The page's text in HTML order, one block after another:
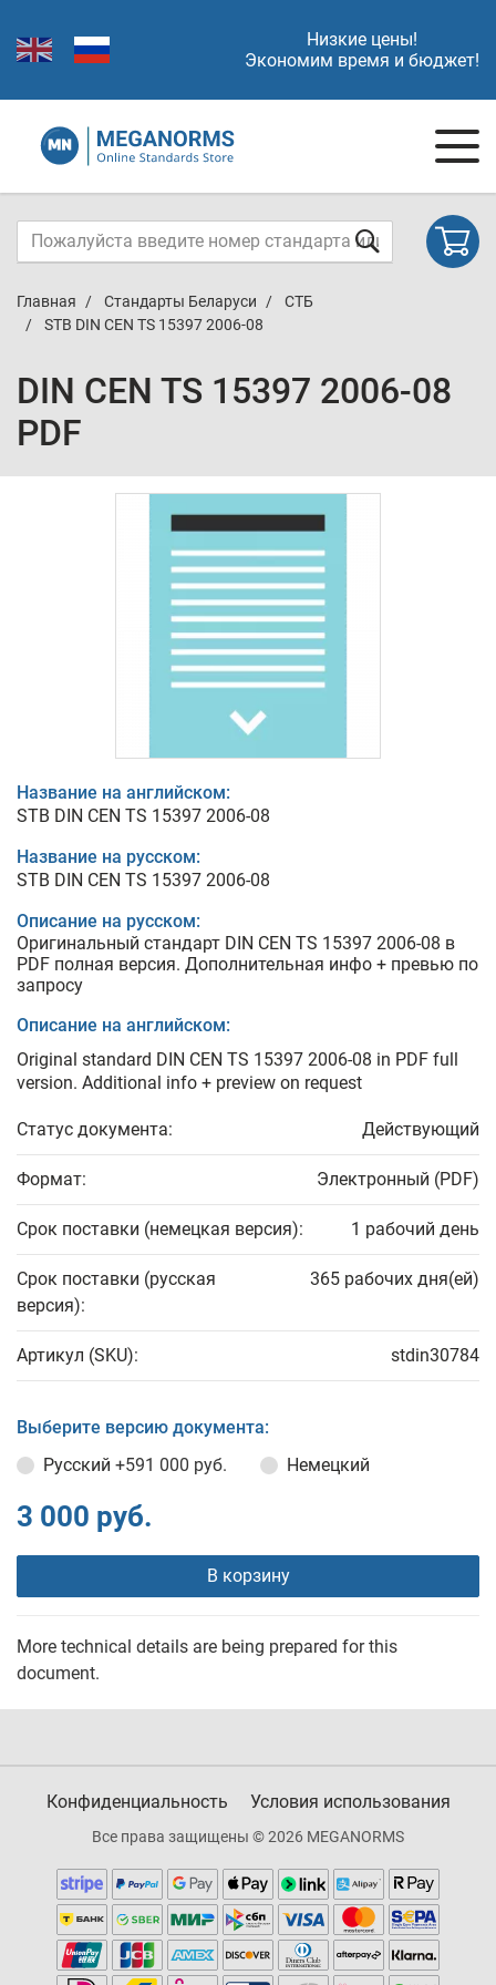
Низкие цены!
Экономим время и бюджет!
Главная Стандарты Беларуси
СТБ
STB DIN CEN TS 15397 2006-08
DIN CEN TS 15397 2006-08
PDF
Название на английском:
STB DIN CEN TS 15397 2006-08
Название на русском:
STB DIN CEN TS 15397 2006-08
Описание на русском:
Оригинальный стандарт DIN CEN TS 15397 2006-08 в
PDF полная версия. Дополнительная инфо + превью по
запросу
Описание на английском:
Original standard DIN CEN TS 15397 2006-08 in PDF full
version. Additional info + preview on request
Статус документа: Действующий
Формат: Электронный (PDF)
Срок поставки (немецкая версия): 1 рабочий день
Срок поставки (русская
версия):
365 рабочих дня(ей)
Артикул (SKU): stdin30784
Выберите версию документа:
Русский +591 000 руб. Немецкий
3 000 руб.
В корзину
More technical details are being prepared for this
document.
Конфиденциальность Условия использования
Все права защищены © 2026 MEGANORMS